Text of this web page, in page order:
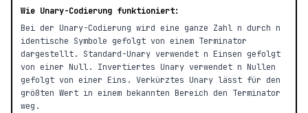
Wie Unary-Codierung funktioniert:
Bei der Unary-Codierung wird eine ganze Zahl n durch n
identische Symbole gefolgt von einem Terminator
dargestellt. Standard-Unary verwendet n Einsen gefolgt
von einer Null. Invertiertes Unary verwendet n Nullen
gefolgt von einer Eins. Verkürztes Unary lässt für den
größten Wert in einem bekannten Bereich den Terminator
weg.